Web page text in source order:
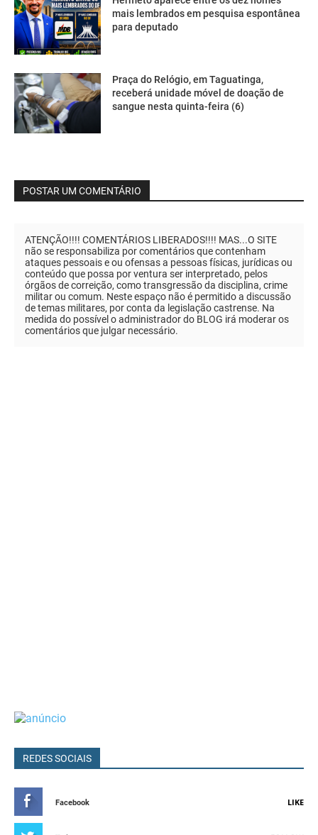
mais lembrados em pesquisa espontânea
para deputado
Praça do Relógio, em Taguatinga,
receberá unidade móvel de doação de
sangue nesta quinta-feira (6)
POSTAR UM COMENTÁRIO
ATENÇÃO!!!! COMENTÁRIOS LIBERADOS!!!! MAS...O SITE
não se responsabiliza por comentários que contenham
ataques pessoais e ou ofensas a pessoas físicas, jurídicas ou
conteúdo que possa por ventura ser interpretado, pelos
órgãos de correição, como transgressão da disciplina, crime
militar ou comum. Neste espaço não é permitido a discussão
de temas militares, por conta da legislação castrense. Na
medida do possível o administrador do BLOG irá moderar os
comentários que julgar necessário.
REDES SOCIAIS
Facebook LIKE